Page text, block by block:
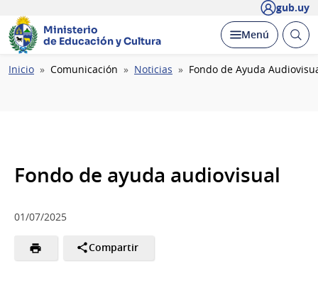
gub.uy
Ministerio
de Educación y Cultura
Desplegar
Menú Abrir
Ruta
Inicio Comunicación Noticias Fondo de Ayuda
Fondo de ayuda audiovisual
01/07/2025
Compartir